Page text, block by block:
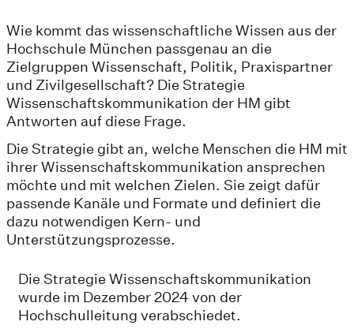
Wie kommt das wissenschaftliche Wissen aus der
Hochschule München passgenau an die
Zielgruppen Wissenschaft, Politik, Praxispartner
und Zivilgesellschaft? Die Strategie
Wissenschaftskommunikation der HM gibt
Antworten auf diese Frage.
Die Strategie gibt an, welche Menschen die HM mit
ihrer Wissenschaftskommunikation ansprechen
möchte und mit welchen Zielen. Sie zeigt dafür
passende Kanäle und Formate und definiert die
dazu notwendigen Kern- und
Unterstützungsprozesse.
Die Strategie Wissenschaftskommunikation
wurde im Dezember 2024 von der
Hochschulleitung verabschiedet.